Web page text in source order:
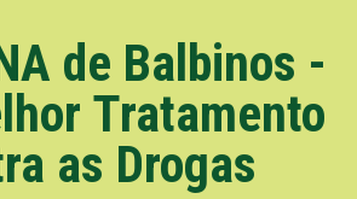
de Balbinos -
Tratamento
as Drogas